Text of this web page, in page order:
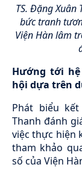
TS. Đặng
bức tranh
Viện Hàn lâm
Hướng tới
hội dựa trên
Phát biểu
Thanh đánh
việc thực hiện
tham khảo
số của Viện